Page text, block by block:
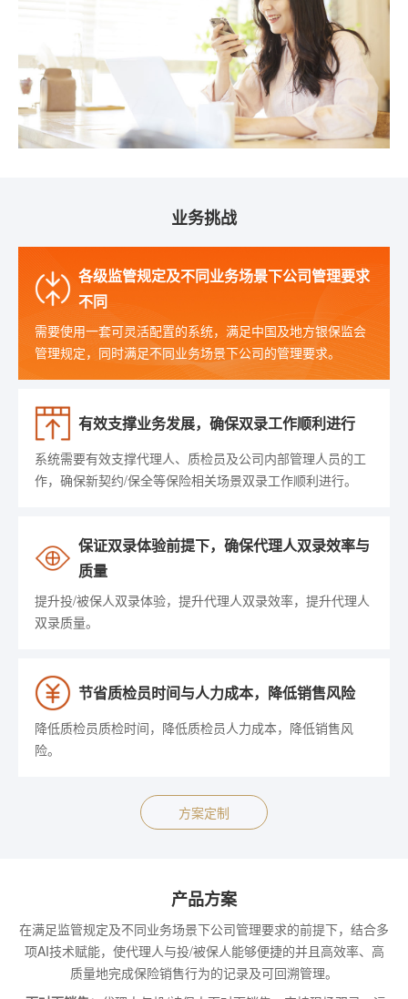
业务挑战
各级监管规定及不同业务场景下公司管理要求
不同
需要使用一套可灵活配置的系统，满足中国及地方银保监会
管理规定，同时满足不同业务场景下公司的管理要求。
有效支撑业务发展，确保双录工作顺利进行
系统需要有效支撑代理人、质检员及公司内部管理人员的工
作，确保新契约/保全等保险相关场景双录工作顺利进行。
保证双录体验前提下，确保代理人双录效率与
质量
提升投/被保人双录体验，提升代理人双录效率，提升代理人
双录质量。
节省质检员时间与人力成本，降低销售风险
降低质检员质检时间，降低质检员人力成本，降低销售风
险。
方案定制
产品方案
在满足监管规定及不同业务场景下公司管理要求的前提下，结合多
项AI技术赋能，使代理人与投/被保人能够便捷的并且高效率、高
质量地完成保险销售行为的记录及可回溯管理。